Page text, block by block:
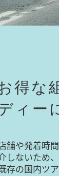
得な
ィー
舗や発着時
しないため
存の国内ツ